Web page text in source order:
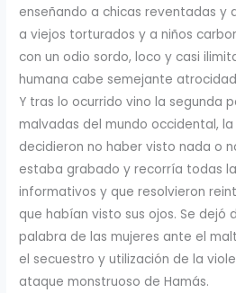
enseñando a chicas reventadas y
a viejos torturados y a niños
con un odio sordo, loco y casi
humana cabe semejante
Y tras lo ocurrido vino la segunda
malvadas del mundo occidental,
decidieron no haber visto nada o
estaba grabado y recorría todas
informativos y que resolvieron
que habían visto sus ojos. Se dejó
palabra de las mujeres ante el
el secuestro y utilización de la
ataque monstruoso de Hamás.